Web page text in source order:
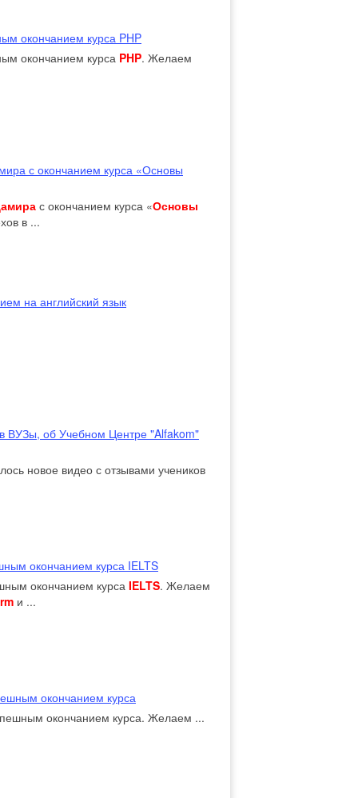
окончанием курса PHP
окончанием курса PHP. Желаем
с окончанием курса «Основы
с окончанием курса «Основы
в ...
на английский язык
ВУЗы, об Учебном Центре "Alfakom"
новое видео с отзывами учеников
окончанием курса IELTS
окончанием курсаIELTS. Желаем
и ...
окончанием курса
окончанием курса. Желаем ...